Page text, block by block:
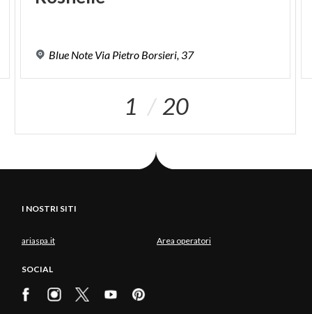
Blue Note Via Pietro Borsieri,37
1 20
I NOSTRI SITI
ariaspa.it Area operatori
SOCIAL